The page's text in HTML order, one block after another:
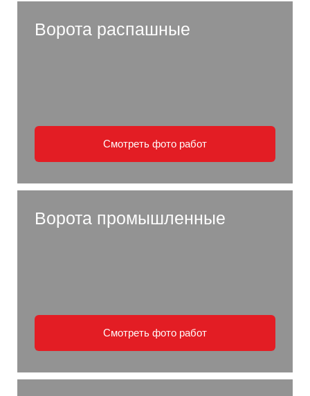
Ворота распашные
Смотреть фото работ
Ворота промышленные
Смотреть фото работ